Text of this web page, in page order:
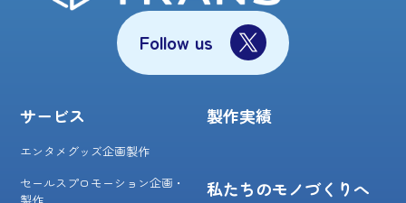
Follow us
サービス
エンタメグッズ企画製作
セールスプロモーション企画・
製作実績
私たちのモノづくりへ